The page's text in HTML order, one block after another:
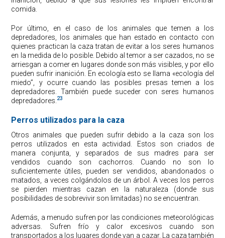
comida.
Por último, en el caso de los animales que temen a los
depredadores, los animales que han estado en contacto con
quienes practican la caza tratan de evitar a los seres humanos
en la medida de lo posible. Debido al temor a ser cazados, no se
arriesgan a comer en lugares donde son más visibles, y por ello
pueden sufrir inanición. En ecología esto se llama «ecología del
miedo”, y ocurre cuando las posibles presas temen a los
depredadores. También puede suceder con seres humanos
depredadores. 23
Perros utilizados para la caza
Otros animales que pueden sufrir debido a la caza son los
perros utilizados en esta actividad. Estos son criados de
manera conjunta, y separados de sus madres para ser
vendidos cuando son cachorros. Cuando no son lo
suficientemente útiles, pueden ser vendidos, abandonados o
matados, a veces colgándolos de un árbol. A veces los perros
se pierden mientras cazan en la naturaleza (donde sus
posibilidades de sobrevivir son limitadas) no se encuentran.
Además, a menudo sufren por las condiciones meteorológicas
adversas. Sufren frío y calor excesivos cuando son
transportados a los lugares donde van a cazar. La caza también